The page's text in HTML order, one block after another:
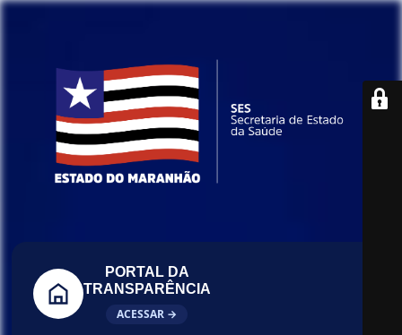
PORTAL DA
TRANSPARÊNCIA
ACESSAR →